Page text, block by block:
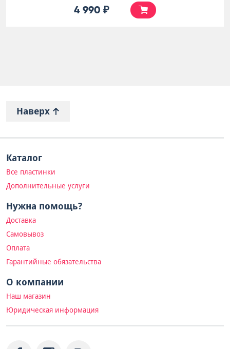
6 000 ₽
Наверх
Каталог
Все пластинки
Дополнительные услуги
Нужна помощь?
Доставка
Самовывоз
Оплата
Гарантийные обязательства
О компании
Наш магазин
Юридическая информация